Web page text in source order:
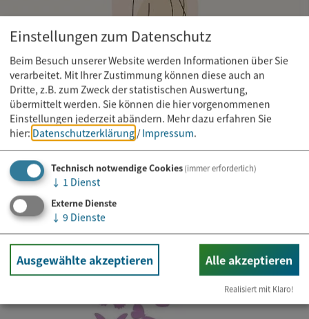
Kurs
22.09.2026
Faszi(e)nierender Rücken
Einstellungen zum Datenschutz
Beim Besuch unserer Website werden Informationen über Sie
verarbeitet. Mit Ihrer Zustimmung können diese auch an
Dritte, z.B. zum Zweck der statistischen Auswertung,
übermittelt werden. Sie können die hier vorgenommenen
Einstellungen jederzeit abändern. Mehr dazu erfahren Sie
hier: Datenschutzerklärung / Impressum.
Technisch notwendige Cookies(immer erforderlich)
↓ 1 Dienst
Externe Dienste
↓ 9 Dienste
Ausgewählte akzeptieren Alle akzeptieren
Realisiert mit Klaro!